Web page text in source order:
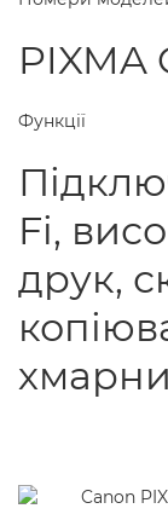
PIXMA
Функції
Fi,
друк,